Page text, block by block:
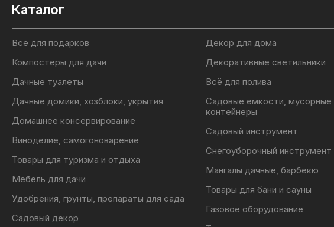
Каталог
Все для подарков
Компостеры для дачи
Дачные туалеты
Дачные домики, хозблоки, укрытия
Домашнее консервирование
Виноделие, самогоноварение
Товары для туризма и отдыха
Мебель для дачи
Удобрения, грунты, препараты для сада
Садовый декор
Декор для дома
Декоративные светильники
Всё для полива
Садовые емкости, мусорные
контейнеры
Садовый инструмент
Снегоуборочный инструмент
Мангалы дачные, барбекю
Товары для бани и сауны
Газовое оборудование